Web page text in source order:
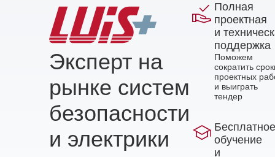
Эксперт на
рынке систем
безопасности
и электрики
Полная
проектная
и
поддержка
Поможем
сократить
проектных
и выиграть
тендер
Бесплатное
обучение
и